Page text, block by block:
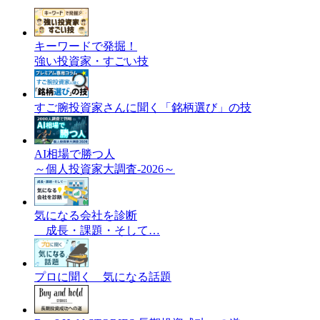
キーワードで発掘！
強い投資家・すごい技
すご腕投資家さんに聞く「銘柄選び」の技
AI相場で勝つ人
～個人投資家大調査-2026～
気になる会社を診断
成長・課題・そして…
プロに聞く 気になる話題